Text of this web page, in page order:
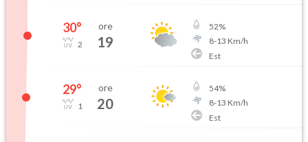
30°
2
ore
19
52%
8-13 Km/h
Est
29°
1
ore
20
54%
8-13 Km/h
Est